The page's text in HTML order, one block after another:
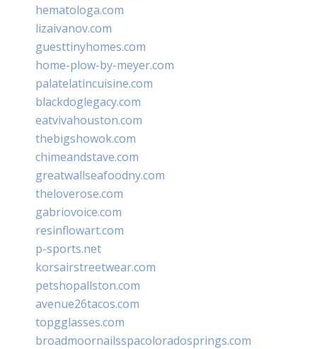
hematologa.com
lizaivanov.com
guesttinyhomes.com
home-plow-by-meyer.com
palatelatincuisine.com
blackdoglegacy.com
eatvivahouston.com
thebigshowok.com
chimeandstave.com
greatwallseafoodny.com
theloverose.com
gabriovoice.com
resinflowart.com
p-sports.net
korsairstreetwear.com
petshopallston.com
avenue26tacos.com
topgglasses.com
broadmoornailsspacoloradosprings.com